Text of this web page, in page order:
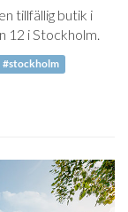
tillfällig butik i
12 i Stockholm.
#stockholm